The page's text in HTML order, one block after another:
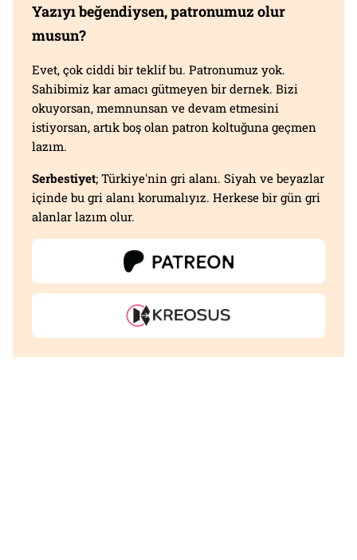
Yazıyı beğendiysen, patronumuz olur
musun?
Evet, çok ciddi bir teklif bu. Patronumuz yok.
Sahibimiz kar amacı gütmeyen bir dernek. Bizi
okuyorsan, memnunsan ve devam etmesini
istiyorsan, artık boş olan patron koltuğuna geçmen
lazım.
Serbestiyet; Türkiye'nin gri alanı. Siyah ve beyazlar
içinde bu gri alanı korumalıyız. Herkese bir gün gri
alanlar lazım olur.